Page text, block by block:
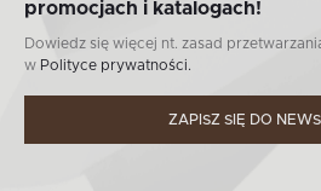
promocjach i katalogach!
Dowiedz się więcej nt. zasad
w Polityce prywatności.
ZAPISZ SIĘ DO